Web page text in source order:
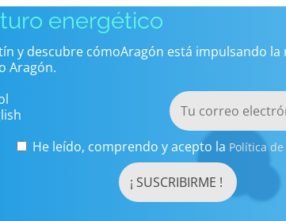
energético
y descubre cómoAragón está impulsando
Aragón.
He leído, comprendo y acepto la Política